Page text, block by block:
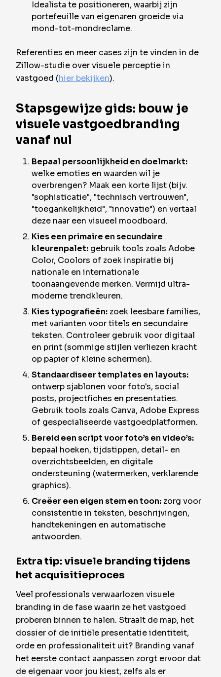
Idealista te positioneren, waarbij zijn
portefeuille van eigenaren groeide via
mond-tot-mondreclame.
Referenties en meer cases zijn te vinden in de
Zillow-studie over visuele perceptie in
vastgoed (hier bekijken).
Stapsgewijze gids: bouw je
visuele vastgoedbranding
vanaf nul
Bepaal persoonlijkheid en doelmarkt:
welke emoties en waarden wil je
overbrengen? Maak een korte lijst (bijv.
"sophisticatie", "technisch vertrouwen",
"toegankelijkheid", "innovatie") en vertaal
deze naar een visueel moodboard.
Kies een primaire en secundaire
kleurenpalet: gebruik tools zoals Adobe
Color, Coolors of zoek inspiratie bij
nationale en internationale
toonaangevende merken. Vermijd ultra-
moderne trendkleuren.
Kies typografieën: zoek leesbare families,
met varianten voor titels en secundaire
teksten. Controleer gebruik voor digitaal
en print (sommige stijlen verliezen kracht
op papier of kleine schermen).
Standaardiseer templates en layouts:
ontwerp sjablonen voor foto's, social
posts, projectfiches en presentaties.
Gebruik tools zoals Canva, Adobe Express
of gespecialiseerde vastgoedplatformen.
Bereid een script voor foto’s en video’s:
bepaal hoeken, tijdstippen, detail- en
overzichtsbeelden, en digitale
ondersteuning (watermerken, verklarende
graphics).
Creëer een eigen stem en toon: zorg voor
consistentie in teksten, beschrijvingen,
handtekeningen en automatische
antwoorden.
Extra tip: visuele branding tijdens
het acquisitieproces
Veel professionals verwaarlozen visuele
branding in de fase waarin ze het vastgoed
proberen binnen te halen. Straalt de map, het
dossier of de initiële presentatie identiteit,
orde en professionaliteit uit? Branding vanaf
het eerste contact aanpassen zorgt ervoor dat
de eigenaar voor jou kiest, zelfs als er